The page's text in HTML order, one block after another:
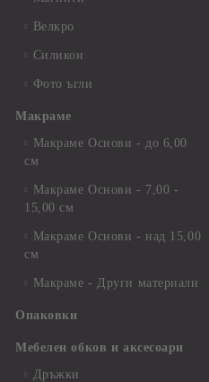
Велкро
Силикон
Фото ъгли
Макраме
Макраме Основи - до 6,00
см
Макраме Основи - 7,00 -
15,00 см
Макраме Основи - над 15,00
см
Макраме - Други материали
Опаковки
Мебелен обков и аксесоари
Дръжки